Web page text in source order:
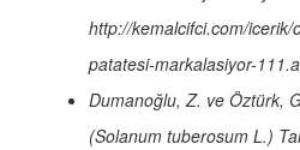
http://kemalcifci.com/
patatesi-markalasiyor-
Dumanoğlu, Z. ve Öztürk,
(Solanum tuberosum L.)